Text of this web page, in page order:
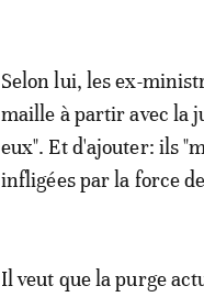
Selon lui, les ex-
maille à partir avec la
eux". Et d'ajouter: ils
infligées par la force
Il veut que la purge